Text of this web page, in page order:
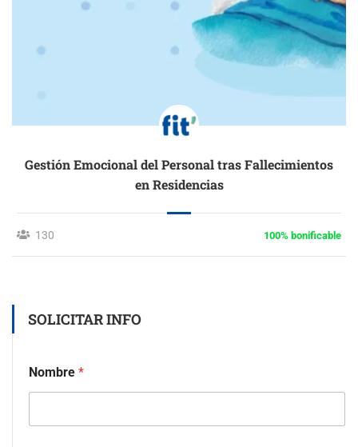
Gestión Emocional del Personal tras Fallecimientos
en Residencias
130 100% bonificable
SOLICITAR INFO
Nombre *